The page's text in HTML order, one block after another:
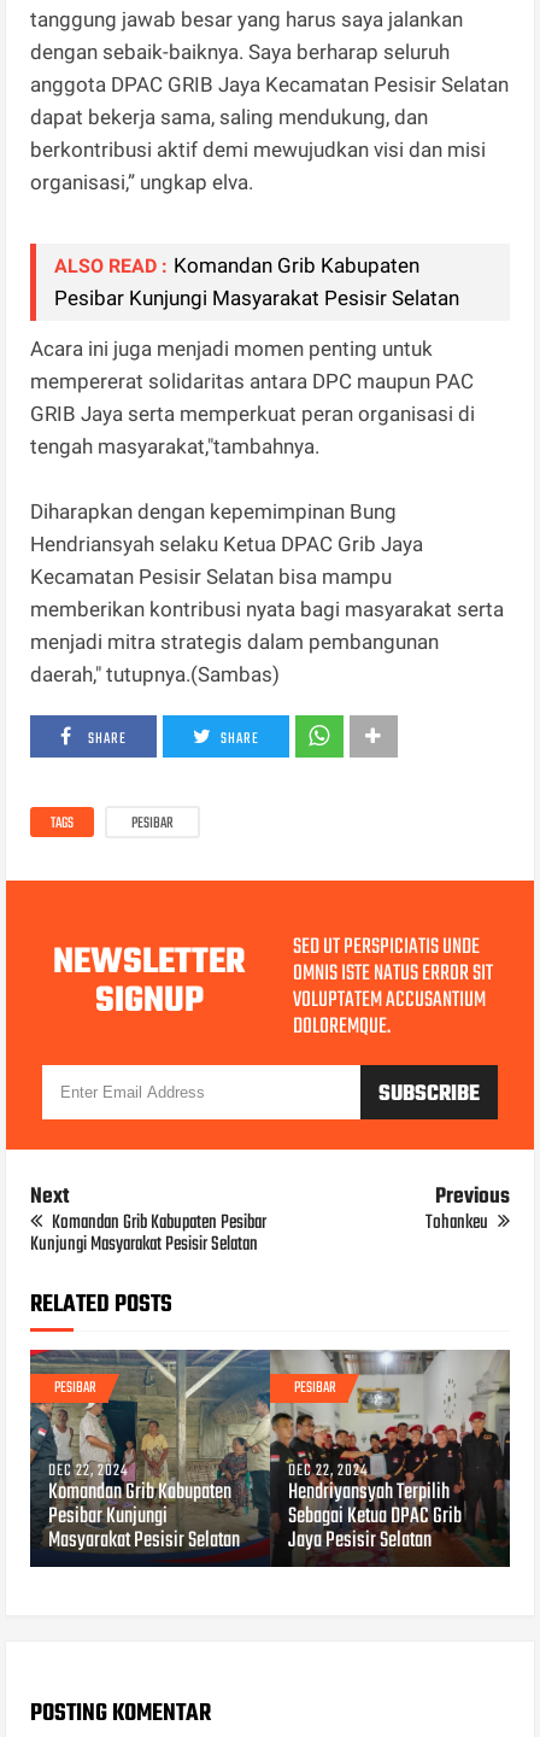
tanggung jawab besar yang harus saya jalankan
dengan sebaik-baiknya. Saya berharap seluruh
anggota DPAC GRIB Jaya Kecamatan Pesisir Selatan
dapat bekerja sama, saling mendukung, dan
berkontribusi aktif demi mewujudkan visi dan misi
organisasi,” ungkap elva.
ALSO READ : Komandan Grib Kabupaten
Pesibar Kunjungi Masyarakat Pesisir Selatan
Acara ini juga menjadi momen penting untuk
mempererat solidaritas antara DPC maupun PAC
GRIB Jaya serta memperkuat peran organisasi di
tengah masyarakat,"tambahnya.
Diharapkan dengan kepemimpinan Bung
Hendriansyah selaku Ketua DPAC Grib Jaya
Kecamatan Pesisir Selatan bisa mampu
memberikan kontribusi nyata bagi masyarakat serta
menjadi mitra strategis dalam pembangunan
daerah," tutupnya.(Sambas)
SHARE SHARE
TAGS PESIBAR
NEWSLETTER
SIGNUP
SED UT PERSPICIATIS UNDE
OMNIS ISTE NATUS ERROR SIT
VOLUPTATEM ACCUSANTIUM
DOLOREMQUE.
Next
Komandan Grib Kabupaten Pesibar
Kunjungi Masyarakat Pesisir Selatan
Previous
Tohankeu
RELATED POSTS
PESIBAR
DEC 22, 2024
Komandan Grib Kabupaten
Pesibar Kunjungi
Masyarakat Pesisir Selatan
PESIBAR
DEC 22, 2024
Hendriyansyah Terpilih
Sebagai Ketua DPAC Grib
Jaya Pesisir Selatan
POSTING KOMENTAR